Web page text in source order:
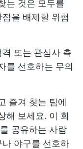
는 것은 모두를
을 배제할 위험
또는 관심사 측
를 선호하는 무의
즐겨 찾는 팀에
해 보세요. 이 회
공유하는 사람
야구를 선호하